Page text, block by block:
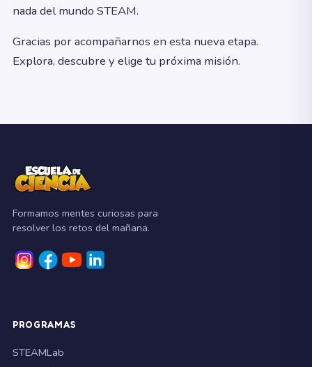
nada del mundo STEAM.
Gracias por acompañarnos en esta nueva etapa.
Explora, descubre y elige tu próxima misión.
Formamos mentes curiosas para
resolver los retos del mañana.
PROGRAMAS
STEAMLab